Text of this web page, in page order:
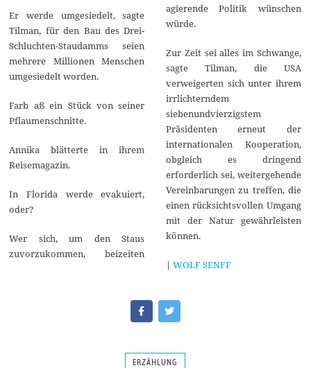
Er werde umgesiedelt, sagte
Tilman, für den Bau des Drei-
Schluchten-Staudamms seien
mehrere Millionen Menschen
umgesiedelt worden.
Farb aß ein Stück von seiner
Pflaumenschnitte.
Annika blätterte in ihrem
Reisemagazin.
In Florida werde evakuiert,
oder?
Wer sich, um den Staus
zuvorzukommen, beizeiten
agierende Politik wünschen
würde.
Zur Zeit sei alles im Schwange,
sagte Tilman, die USA
verweigerten sich unter ihrem
irrlichterndem
siebenundvierzigstem
Präsidenten erneut der
internationalen Kooperation,
obgleich es dringend
erforderlich sei, weitergehende
Vereinbarungen zu treffen, die
einen rücksichtsvollen Umgang
mit der Natur gewährleisten
können.
| WOLF SENFF
ERZÄHLUNG